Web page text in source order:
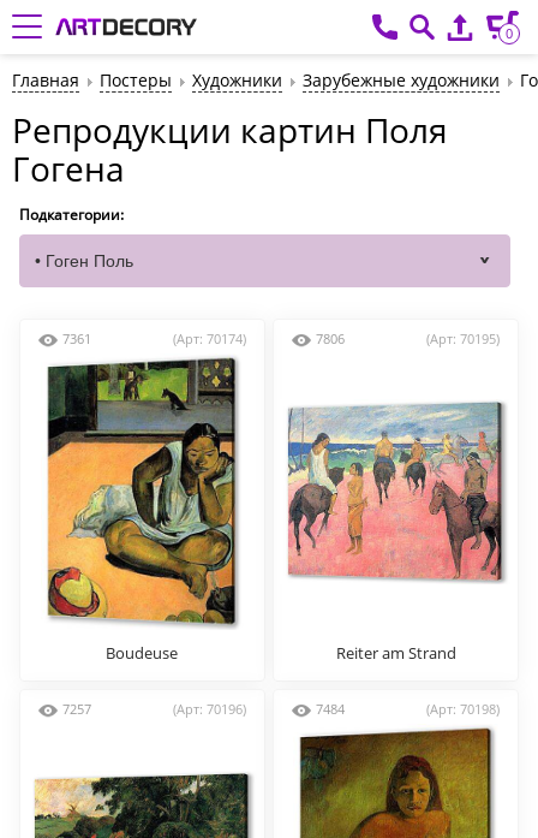
0
Главная Постеры Художники Зарубежные художники
Репродукции картин Поля
Гогена
Подкатегории:
7361 (Арт: 70174)
Boudeuse
7806 (Арт: 70195)
Reiter am Strand
7257 (Арт: 70196) 7484 (Арт: 70198)